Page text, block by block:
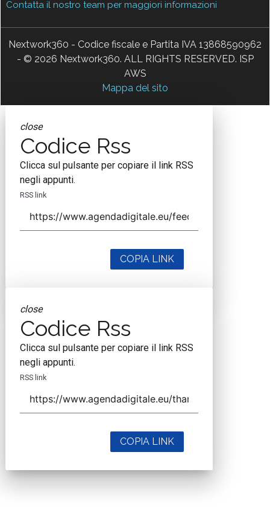
Contatta il nostro team per maggiori informazioni
Nextwork360 - Codice fiscale e Partita IVA 13868590962
- © 2026 Nextwork360. ALL RIGHTS RESERVED. ISP
AWS
Mappa del sito
close
Codice Rss
Clicca sul pulsante per copiare il link RSS
negli appunti.
RSS link
COPIA LINK
close
Codice Rss
Clicca sul pulsante per copiare il link RSS
negli appunti.
RSS link
COPIA LINK